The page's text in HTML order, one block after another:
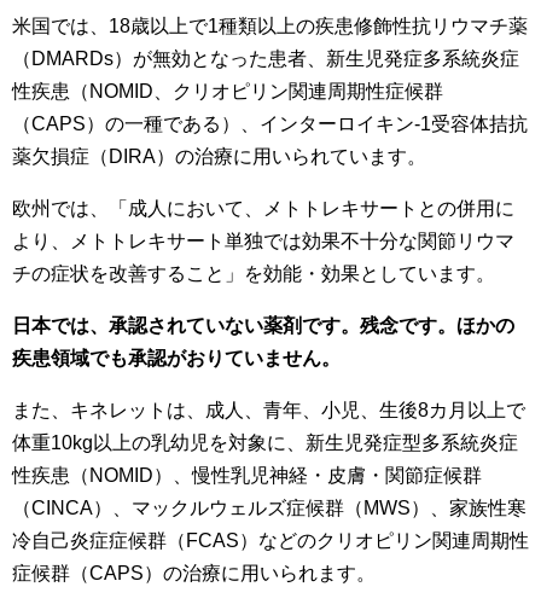
米国では、18歳以上で1種類以上の疾患修飾性抗リウマチ薬
（DMARDs）が無効となった患者、新生児発症多系統炎症
性疾患（NOMID、クリオピリン関連周期性症候群
（CAPS）の一種である）、インターロイキン-1受容体拮抗
薬欠損症（DIRA）の治療に用いられています。
欧州では、「成人において、メトトレキサートとの併用に
より、メトトレキサート単独では効果不十分な関節リウマ
チの症状を改善すること」を効能・効果としています。
日本では、承認されていない薬剤です。残念です。ほかの
疾患領域でも承認がおりていません。
また、キネレットは、成人、青年、小児、生後8カ月以上で
体重10kg以上の乳幼児を対象に、新生児発症型多系統炎症
性疾患（NOMID）、慢性乳児神経・皮膚・関節症候群
（CINCA）、マックルウェルズ症候群（MWS）、家族性寒
冷自己炎症症候群（FCAS）などのクリオピリン関連周期性
症候群（CAPS）の治療に用いられます。